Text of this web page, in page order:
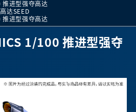
进型强夺高达
达SEED
进型强夺高达
1/100 推进型强夺